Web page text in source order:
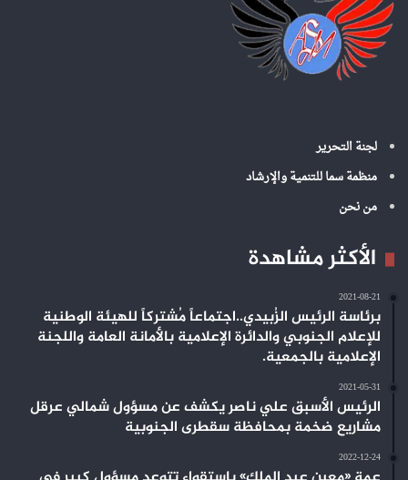
لجنة التحرير
منظمة سما للتنمية والإرشاد
من نحن
الأكثر مشاهدة
2021-08-21
برئاسة الرئيس الزُبيدي..اجتماعاً مُشتركاً للهيئة الوطنية
للإعلام الجنوبي والدائرة الإعلامية بالأمانة العامة واللجنة
الإعلامية بالجمعية.
2021-05-31
الرئيس الأسبق علي ناصر يكشف عن مسؤول شمالي عرقل
مشاريع ضخمة بمحافظة سقطرى الجنوبية
2022-12-24